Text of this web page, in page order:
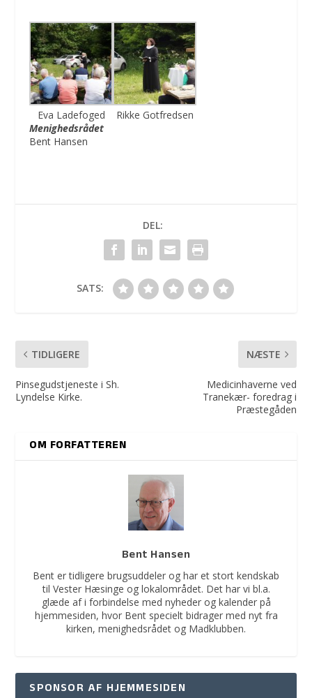
Eva Ladefoged
Rikke Gotfredsen
Menighedsrådet
Bent Hansen
DEL:
SATS:
TIDLIGERE
Pinsegudstjeneste i Sh.
Lyndelse Kirke.
NÆSTE
Medicinhaverne ved
Tranekær- foredrag i
Præstegåden
OM FORFATTEREN
Bent Hansen
Bent er tidligere brugsuddeler og har et stort kendskab
til Vester Hæsinge og lokalområdet. Det har vi bl.a.
glæde af i forbindelse med nyheder og kalender på
hjemmesiden, hvor Bent specielt bidrager med nyt fra
kirken, menighedsrådet og Madklubben.
SPONSOR AF HJEMMESIDEN